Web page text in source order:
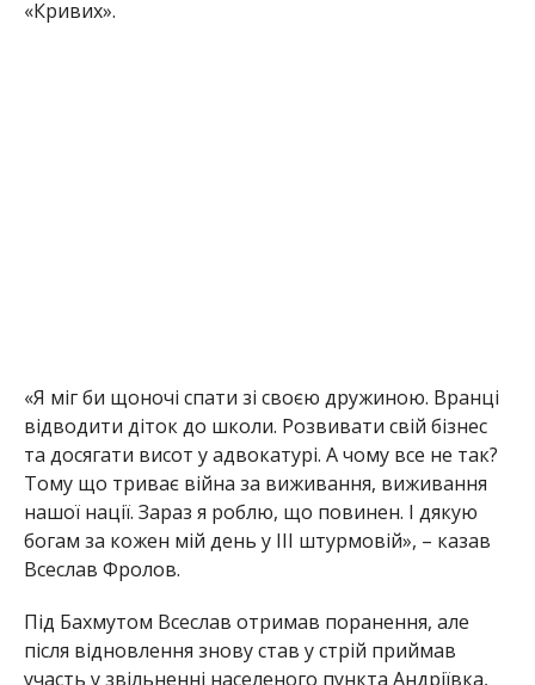
«Кривих».
«Я міг би щоночі спати зі своєю дружиною. Вранці
відводити діток до школи. Розвивати свій бізнес
та досягати висот у адвокатурі. А чому все не так?
Тому що триває війна за виживання, виживання
нашої нації. Зараз я роблю, що повинен. І дякую
богам за кожен мій день у ІІІ штурмовій», – казав
Всеслав Фролов.
Під Бахмутом Всеслав отримав поранення, але
після відновлення знову став у стрій приймав
участь у звільненні населеного пункта Андріївка,